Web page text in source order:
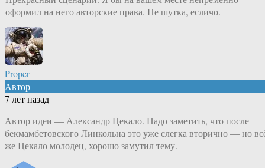
оформил на него авторские права. Не шутка, есличо.
Proper
Автор
7 лет назад
Автор идеи — Александр Цекало. Надо заметить, что после
бекмамбетовского Линкольна это уже слегка вторично — но
же Цекало молодец, хорошо замутил тему.